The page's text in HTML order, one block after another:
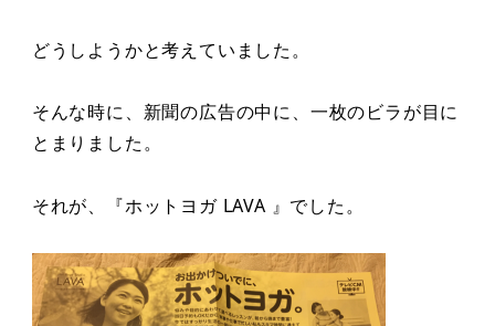
どうしようかと考えていました。
そんな時に、新聞の広告の中に、一枚のビラが目に
とまりました。
それが、『ホットヨガ LAVA 』でした。